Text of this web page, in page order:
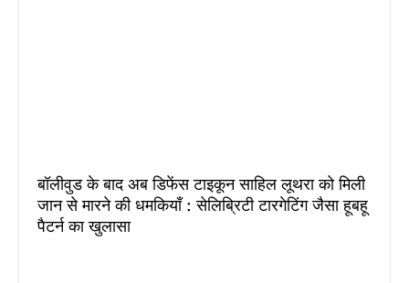
बॉलीवुड के बाद अब डिफेंस टाइकून साहिल लूथरा को मिली
जान से मारने की धमकियाँ : सेलिब्रिटी टारगेटिंग जैसा हूबहू
पैटर्न का खुलासा